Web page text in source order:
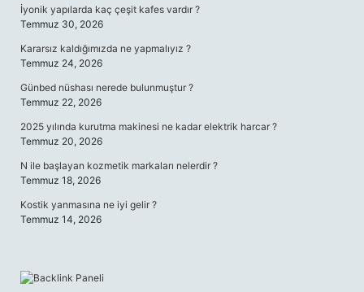
İyonik yapılarda kaç çeşit kafes vardır ?
Temmuz 30, 2026
Kararsız kaldığımızda ne yapmalıyız ?
Temmuz 24, 2026
Günbed nüshası nerede bulunmuştur ?
Temmuz 22, 2026
2025 yılında kurutma makinesi ne kadar elektrik harcar ?
Temmuz 20, 2026
N ile başlayan kozmetik markaları nelerdir ?
Temmuz 18, 2026
Kostik yanmasına ne iyi gelir ?
Temmuz 14, 2026